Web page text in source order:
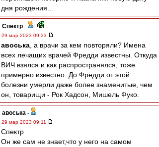
дня рождения...
Спектр -
29 мар 2023 09:33
авоська , а врачи за кем повторяли? Имена
всех лечащих врачей Фредди известны. Откуда
ВИЧ взялся и как распространялся, тоже
примерно известно. До Фредди от этой
болезни умерли даже более знаменитые, чем
он, товарищи - Рок Хадсон, Мишель Фуко.
авоська -
29 мар 2023 09:11
Спектр
Он же сам не знает,что у него на самом